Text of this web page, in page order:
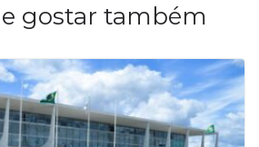
gostar também